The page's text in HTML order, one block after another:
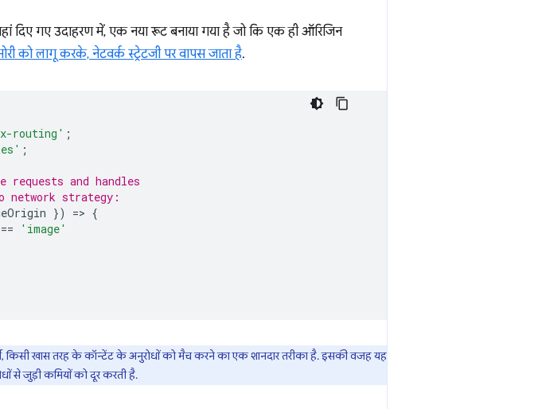
दिए गए उदाहरण में, एक नया रूट बनाया गया है जो कि एक ही ऑरिजिन
को लागू करके, नेटवर्क स्ट्रेटजी पर वापस जाता है.
routing' ;
;
requests and handles
strategy:
}) => {
'image'
किसी खास तरह के कॉन्टेंट के अनुरोधों को मैच करने का एक शानदार तरीका है. इसकी वजह यह
से जुड़ी कमियों को दूर करती है.